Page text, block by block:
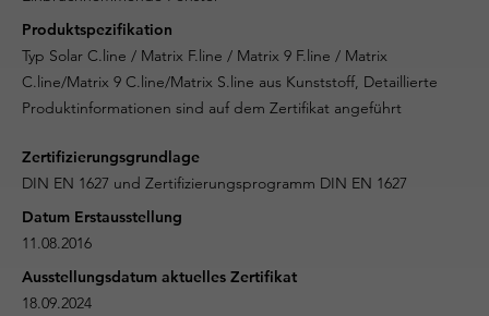
Produktspezifikation
Typ Solar C.line / Matrix F.line / Matrix 9 F.line / Matrix
C.line/Matrix 9 C.line/Matrix S.line aus Kunststoff, Detaillierte
Produktinformationen sind auf dem Zertifikat angeführt
Zertifizierungsgrundlage
DIN EN 1627 und Zertifizierungsprogramm DIN EN 1627
Datum Erstausstellung
11.08.2016
Ausstellungsdatum aktuelles Zertifikat
18.09.2024